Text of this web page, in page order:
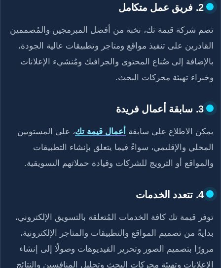
2. فريق عمل متكامل
تضم شركة قيمة تك، نخبة من أفضل المبرمجين والمُصممين
القادرين على تنفيذ مواقع ومتاجر وتطبيقات عالية الجودة،
بالإضافة إلى صُناع المحتوى والجرافيك ومُنشيء الإعلانات
وخبراء تهيئة محركات البحث.
3. سابقة أعمال فريدة
يمكن الاطلاع على سابقة أعمال قيمة تك، على المستويين
المحلي والإقليمي، سواءً فيما يتعلق بإنشاء التطبيقات
والمواقع أو الترويج للشركات وقيادة حملاتهم التسويقية.
4. تتعدد الخدمات
توفر قيمة تك كافة الخدمات المُتعلقة بالتسويق الإلكتروني،
بدايةً من تصميم المواقع والتطبيقات والمتاجر الإلكترونية،
مرورًا بتصميم الصور وتحرير الفيديوهات وصولًا إلى إنشاء
الإعلانات وتهيئة محركات البحث وتحليل المنافسين والنتائج